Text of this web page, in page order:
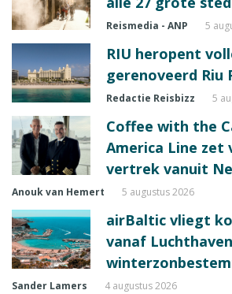
Reismedia - ANP 5
RIU heropent
gerenoveerd Riu
Redactie Reisbizz 5
Coffee with the
America Line zet
vertrek vanuit
Anouk van Hemert 5 augustus 2026
airBaltic vliegt
vanaf
Sander Lamers 4 augustus 2026